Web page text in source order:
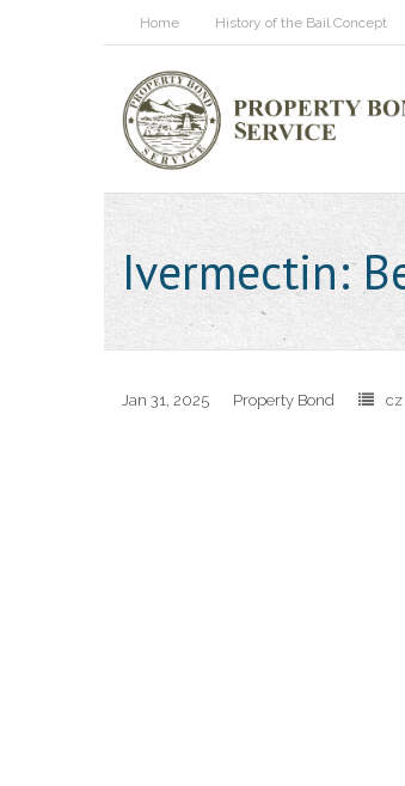
Home History of the Bail Concept
Ivermectin:
Jan 31, 2025 Property Bond cz